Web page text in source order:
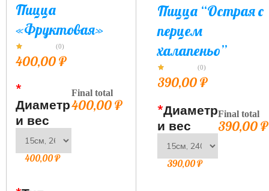
Пицца
«Фруктовая»
(0)
400,00₽
*
Диаметр
и вес
400,00₽
Final total
400,00₽
Пицца “Острая с
перцем
халапеньо”
(0)
390,00₽
*Диаметр
и вес
390,00₽
Final total
390,00₽